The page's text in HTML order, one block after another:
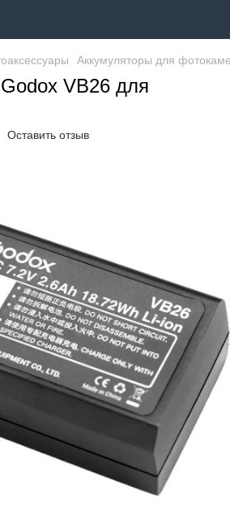
Аккумуляторы для
VB26 для
Оставить отзыв